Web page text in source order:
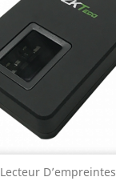
Lecteur D’empreintes...